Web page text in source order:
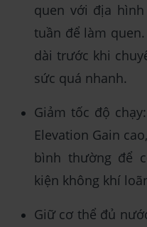
quen với địa
tuần để làm
dài trước khi
sức quá nhanh.
Giảm tốc độ
Elevation Gain
bình thường để
kiện không khí
Giữ cơ thể đủ